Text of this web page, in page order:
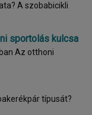
sportolás kulcsa
típusát?